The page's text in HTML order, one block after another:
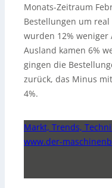
Monats-Zeitraum
Bestellungen um
wurden 12%
Ausland kamen 6%
gingen die
zurück, das Minus
4%.
Markt, Trends,
www.der-